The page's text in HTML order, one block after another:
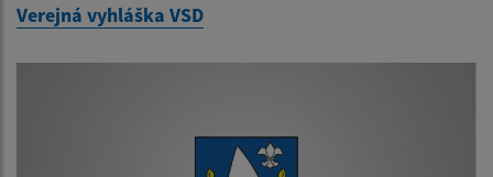
Verejná vyhláška VSD